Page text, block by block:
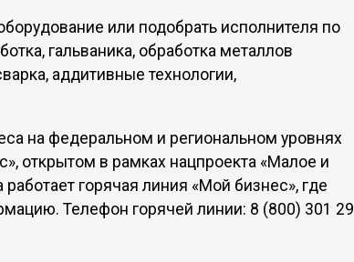
или подобрать исполнителя по
гальваника, обработка металлов
аддитивные технологии,
на федеральном и региональном уровнях
открытом в рамках нацпроекта «Малое и
горячая линия «Мой бизнес», где
Телефон горячей линии: 8 (800) 301 29